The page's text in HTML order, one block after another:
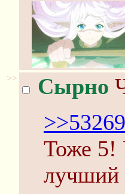
>> Сырно
Тоже 5!
лучший